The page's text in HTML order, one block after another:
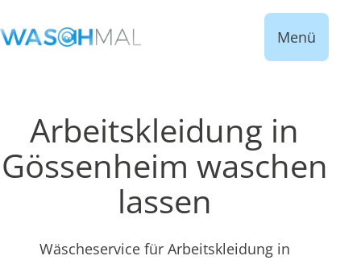
Menü
Arbeitskleidung in
Gössenheim waschen
lassen
Wäscheservice für Arbeitskleidung in